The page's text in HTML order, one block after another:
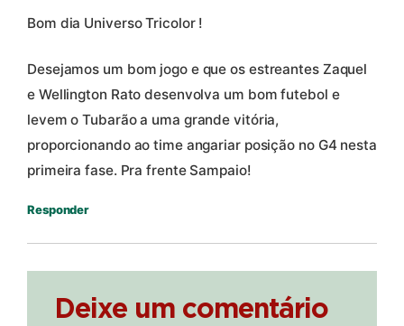
Bom dia Universo Tricolor !
Desejamos um bom jogo e que os estreantes Zaquel
e Wellington Rato desenvolva um bom futebol e
levem o Tubarão a uma grande vitória,
proporcionando ao time angariar posição no G4 nesta
primeira fase. Pra frente Sampaio!
Responder
Deixe um comentário